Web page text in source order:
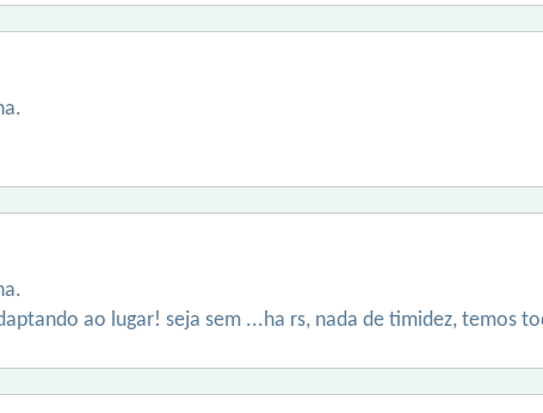
ao lugar! seja sem ...ha rs, nada de timidez, temos